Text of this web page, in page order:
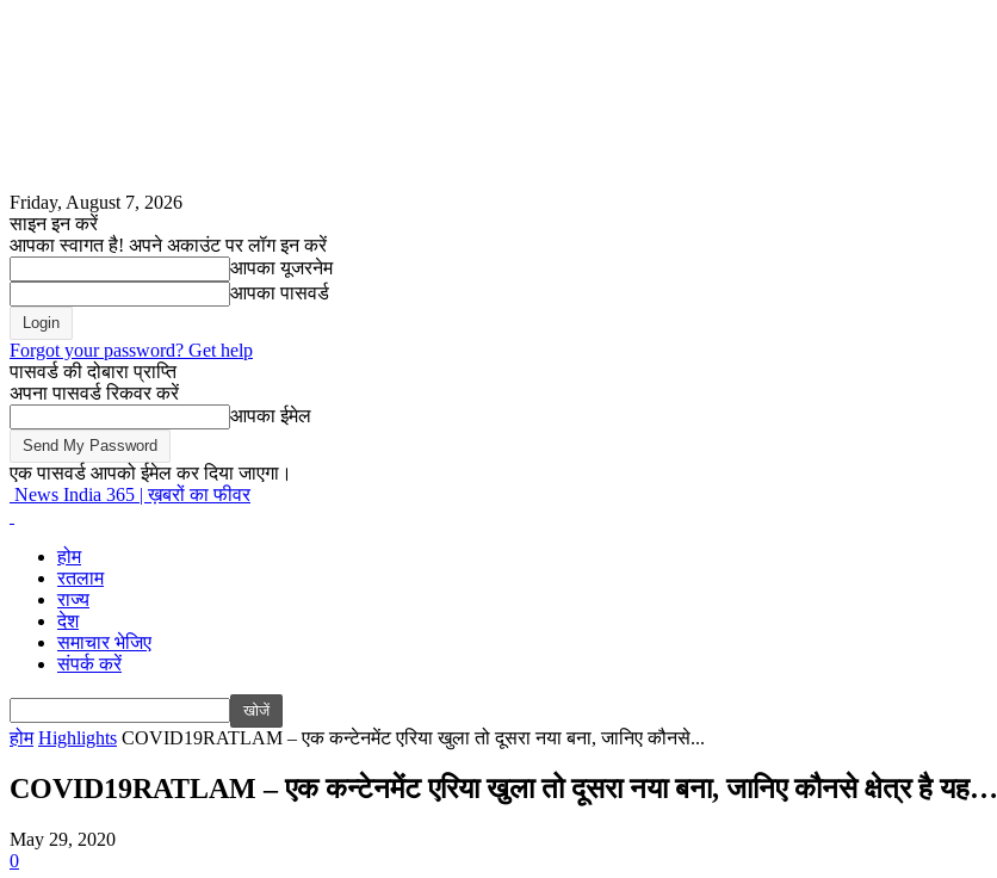
Friday, August 7, 2026
साइन इन करें
आपका स्वागत है! अपने अकाउंट पर लॉग इन करें
आपका यूजरनेम
आपका पासवर्ड
Forgot your password? Get help
पासवर्ड की दोबारा प्राप्ति
अपना पासवर्ड रिकवर करें
आपका ईमेल
एक पासवर्ड आपको ईमेल कर दिया जाएगा।
News India 365 | ख़बरों का फीवर
होम
रतलाम
राज्य
देश
समाचार भेजिए
संपर्क करें
होम Highlights COVID19RATLAM – एक कन्टेनमेंट एरिया खुला तो दूसरा नया बना, जानिए कौनसे...
COVID19RATLAM – एक कन्टेनमेंट एरिया खुला तो दूसरा नया बना, जानिए कौनसे क्षेत्र है यह…
May 29, 2020
0